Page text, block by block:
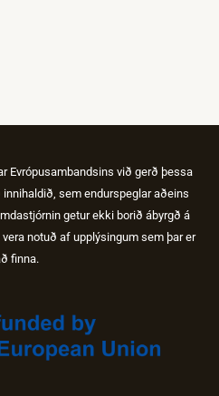
Evrópusambandsins við gerð þessa
sem endurspeglar aðeins
getur ekki borið ábyrgð á
notuð af upplýsingum sem þar er
finna.